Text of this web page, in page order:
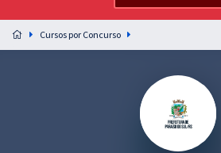
Preparação completa e intensiva para as
residências em saúde do Brasil
Cursos por Concurso